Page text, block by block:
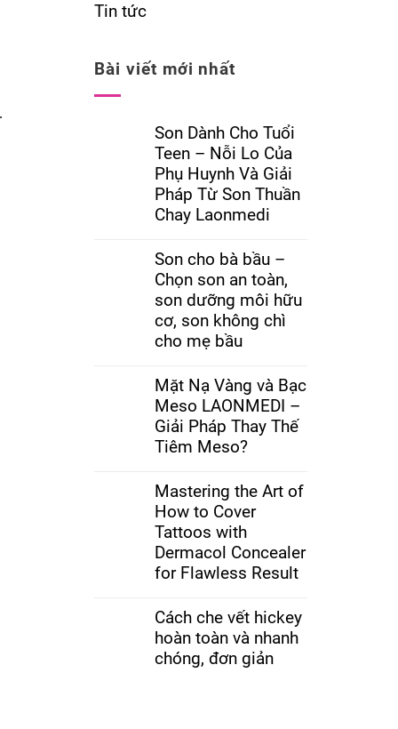
Tin tức
Bài viết mới nhất
Son Dành Cho Tuổi
Teen – Nỗi Lo Của
Phụ Huynh Và Giải
Pháp Từ Son Thuần
Chay Laonmedi
Son cho bà bầu –
Chọn son an toàn,
son dưỡng môi hữu
cơ, son không chì
cho mẹ bầu
Mặt Nạ Vàng và Bạc
Meso LAONMEDI –
Giải Pháp Thay Thế
Tiêm Meso?
Mastering the Art of
How to Cover
Tattoos with
Dermacol Concealer
for Flawless Result
Cách che vết hickey
hoàn toàn và nhanh
chóng, đơn giản